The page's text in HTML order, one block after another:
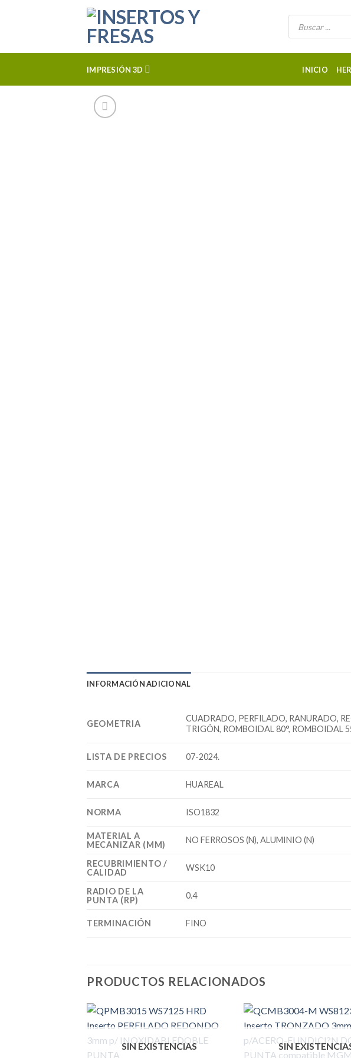
Búsqueda
IMPRESIÓN 3D INICIO
INFORMACIÓN ADICIONAL
GEOMETRIA
CUADRADO, PERFILADO, RANURADO,
TRIGÓN, ROMBOIDAL 80°, ROMBOIDAL
LISTA DE PRECIOS 07-2024.
MARCA HUAREAL
NORMA ISO1832
MATERIAL A
MECANIZAR (MM)
NO FERROSOS (N), ALUMINIO (N)
RECUBRIMIENTO /
CALIDAD
WSK10
RADIO DE LA
PUNTA (RP)
0.4
TERMINACIÓN FINO
PRODUCTOS RELACIONADOS
SIN EXISTENCIAS SIN